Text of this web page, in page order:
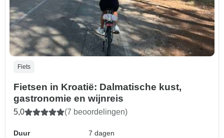
Fiets
Fietsen in Kroatië: Dalmatische kust,
gastronomie en wijnreis
5,0 (7 beoordelingen)
Duur
7 dagen